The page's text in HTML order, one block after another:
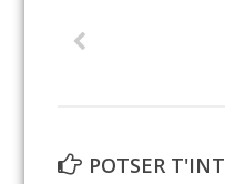
POTSER